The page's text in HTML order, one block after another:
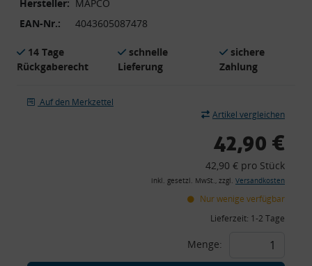
Hersteller: MAPCO
EAN-Nr.:
4043605087478
14 Tage
Rückgaberecht
schnelle
Lieferung
sichere
Zahlung
Auf den Merkzettel
Artikel vergleichen
42,90 €
42,90 € pro Stück
inkl. gesetzl. MwSt., zzgl. Versandkosten
Nur wenige verfügbar
Lieferzeit: 1-2 Tage
Menge: